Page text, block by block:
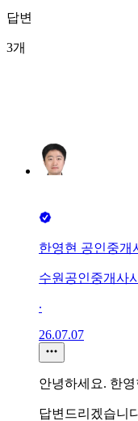
답변
3개
한영현 공인중개
수원공인중개사
∙
26.07.07
안녕하세요. 한
답변드리겠습니